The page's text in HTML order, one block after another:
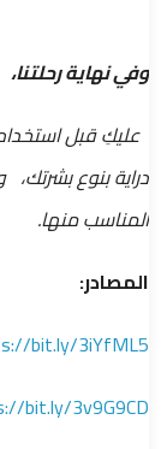
وفي نهاية رحلتنا،
عليكِ قبل
دراية بنوع بشرتك،
المناسب منها.
المصادر:
bit.ly/3iYfML5
bit.ly/3v9G9CD